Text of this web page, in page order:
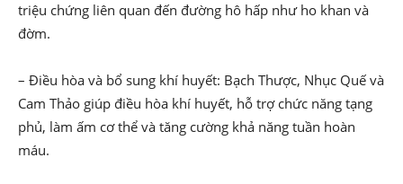
triệu chứng liên quan đến đường hô hấp như ho khan và
đờm.
– Điều hòa và bổ sung khí huyết: Bạch Thược, Nhục Quế và
Cam Thảo giúp điều hòa khí huyết, hỗ trợ chức năng tạng
phủ, làm ấm cơ thể và tăng cường khả năng tuần hoàn
máu.